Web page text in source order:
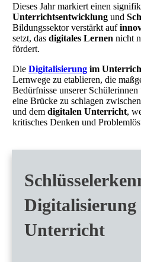
Dieses Jahr markiert einen
Unterrichtsentwicklung und
Bildungssektor verstärkt auf
setzt, das digitales Lernen nicht
fördert.
Die Digitalisierung im
Lernwege zu etablieren, die
Bedürfnisse unserer
eine Brücke zu schlagen
und dem digitalen Unterricht,
kritisches Denken und
Digitalisierung
Unterricht